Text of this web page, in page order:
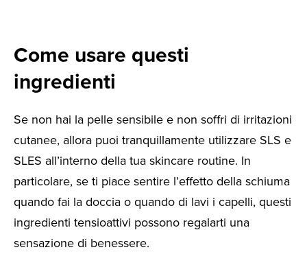
Come usare questi
ingredienti
Se non hai la pelle sensibile e non soffri di irritazioni
cutanee, allora puoi tranquillamente utilizzare SLS e
SLES all’interno della tua skincare routine. In
particolare, se ti piace sentire l’effetto della schiuma
quando fai la doccia o quando di lavi i capelli, questi
ingredienti tensioattivi possono regalarti una
sensazione di benessere.